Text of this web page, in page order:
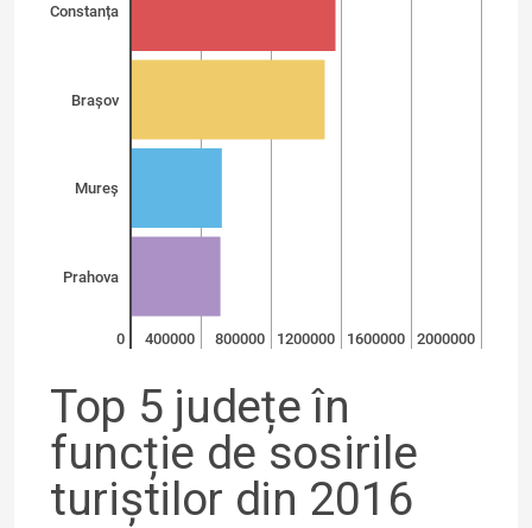
Constanța
Brașov
Mureș
Prahova
0 400000 800000 1200000 1600000 2000000
Top 5 județe în
funcție de sosirile
turiștilor din 2016